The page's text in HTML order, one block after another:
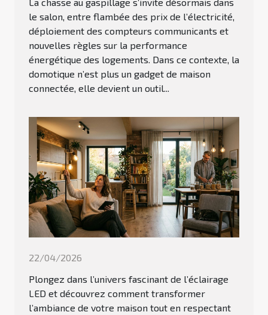
La chasse au gaspillage s’invite désormais dans
le salon, entre flambée des prix de l’électricité,
déploiement des compteurs communicants et
nouvelles règles sur la performance
énergétique des logements. Dans ce contexte, la
domotique n’est plus un gadget de maison
connectée, elle devient un outil...
22/04/2026
Plongez dans l’univers fascinant de l’éclairage
LED et découvrez comment transformer
l’ambiance de votre maison tout en respectant